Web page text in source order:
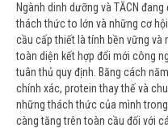
Ngành dinh dưỡng và TĂCN
thách thức to lớn và những cơ
cầu cấp thiết là tính bền vững
toàn diện kết hợp đổi mới công
tuân thủ quy định. Băng cách
chính xác, protein thay thế và
những thách thức của mình
càng tăng trên toàn cầu đối với